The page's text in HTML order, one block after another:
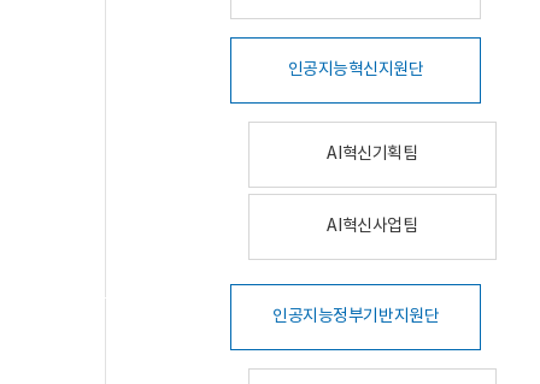
인공지능혁신지원단
AI혁신기획팀
AI혁신사업팀
인공지능정부기반지원단